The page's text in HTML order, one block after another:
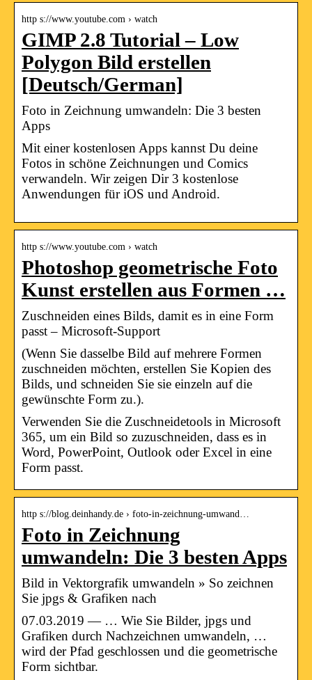
http s://www.youtube.com › watch
GIMP 2.8 Tutorial – Low
Polygon Bild erstellen
[Deutsch/German]
Foto in Zeichnung umwandeln: Die 3 besten
Apps
Mit einer kostenlosen Apps kannst Du deine
Fotos in schöne Zeichnungen und Comics
verwandeln. Wir zeigen Dir 3 kostenlose
Anwendungen für iOS und Android.
http s://www.youtube.com › watch
Photoshop geometrische Foto
Kunst erstellen aus Formen …
Zuschneiden eines Bilds, damit es in eine Form
passt – Microsoft-Support
(Wenn Sie dasselbe Bild auf mehrere Formen
zuschneiden möchten, erstellen Sie Kopien des
Bilds, und schneiden Sie sie einzeln auf die
gewünschte Form zu.).
Verwenden Sie die Zuschneidetools in Microsoft
365, um ein Bild so zuzuschneiden, dass es in
Word, PowerPoint, Outlook oder Excel in eine
Form passt.
http s://blog.deinhandy.de › foto-in-zeichnung-umwand…
Foto in Zeichnung
umwandeln: Die 3 besten Apps
Bild in Vektorgrafik umwandeln » So zeichnen
Sie jpgs & Grafiken nach
07.03.2019 — … Wie Sie Bilder, jpgs und
Grafiken durch Nachzeichnen umwandeln, …
wird der Pfad geschlossen und die geometrische
Form sichtbar.